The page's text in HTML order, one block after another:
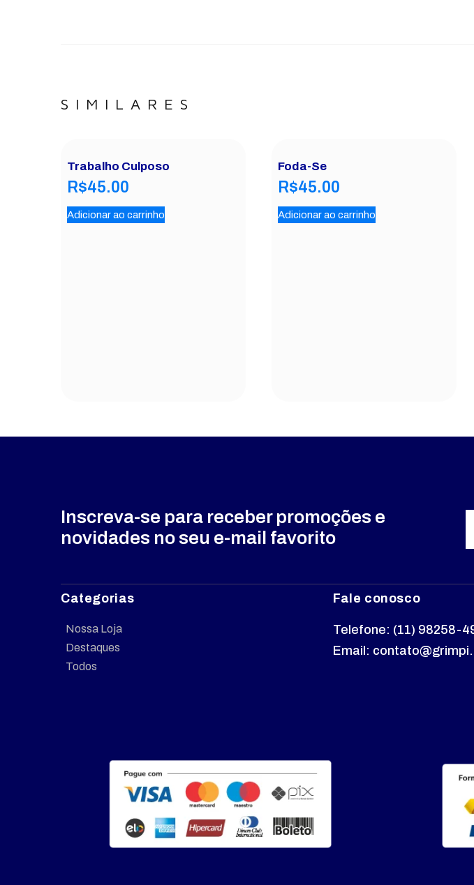
SIMILARES
Trabalho Culposo
R$45.00
Adicionar ao carrinho
Foda-Se
R$45.00
Adicionar ao carrinho
Inscreva-se para receber promoções e
novidades no seu e-mail favorito
Categorias
Nossa Loja
Destaques
Todos
Fale conosco
Telefone: (11) 98258-
Email: